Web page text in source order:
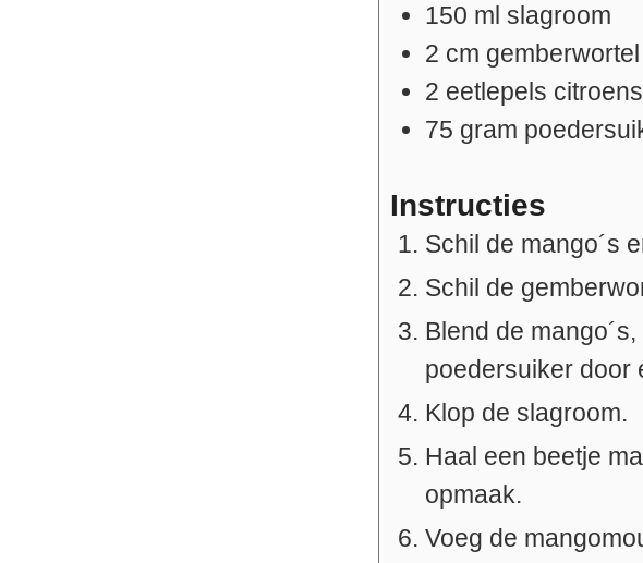
150 ml slagroom
2 cm gemberwortel
2 eetlepels
75 gram
Instructies
Schil de mango´s
Schil de
Blend de
poedersuiker door
Klop de slagroom.
Haal een beetje
opmaak.
Voeg de